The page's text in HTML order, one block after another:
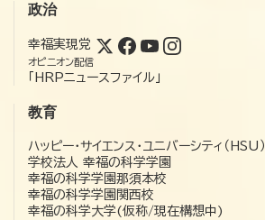
政治
幸福実現党
オピニオン配信
「HRPニュースファイル」
教育
ハッピー・サイエンス・ユニバーシティ（HSU）
学校法人 幸福の科学学園
幸福の科学学園那須本校
幸福の科学学園関西校
幸福の科学大学(仮称/現在構想中)